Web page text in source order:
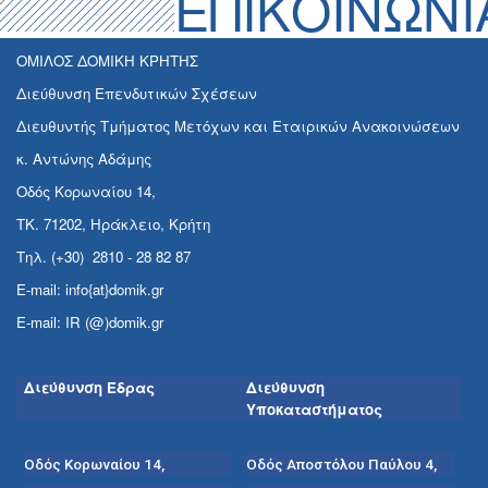
ΟΜΙΛΟΣ ΔΟΜΙΚΗ ΚΡΗΤΗΣ
Διεύθυνση Επενδυτικών Σχέσεων
Διευθυντής Τμήματος Μετόχων και Εταιρικών Ανακοινώσεων
κ. Αντώνης Αδάμης
Οδός Κορωναίου 14,
ΤΚ. 71202, Ηράκλειο, Κρήτη
Τηλ. (+30) 2810 - 28 82 87
E-mail: info{at}domik.gr
E-mail: IR (@)domik.gr
Διεύθυνση Έδρας
Διεύθυνση
Υποκαταστήματος
Οδός Κορωναίου 14, Οδός Αποστόλου Παύλου 4,